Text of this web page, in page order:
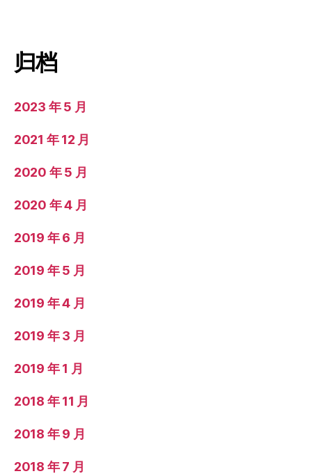
归档
2023 年 5 月
2021 年 12 月
2020 年 5 月
2020 年 4 月
2019 年 6 月
2019 年 5 月
2019 年 4 月
2019 年 3 月
2019 年 1 月
2018 年 11 月
2018 年 9 月
2018 年 7 月